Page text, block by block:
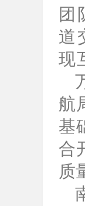
团
道
现
航
基
合
质